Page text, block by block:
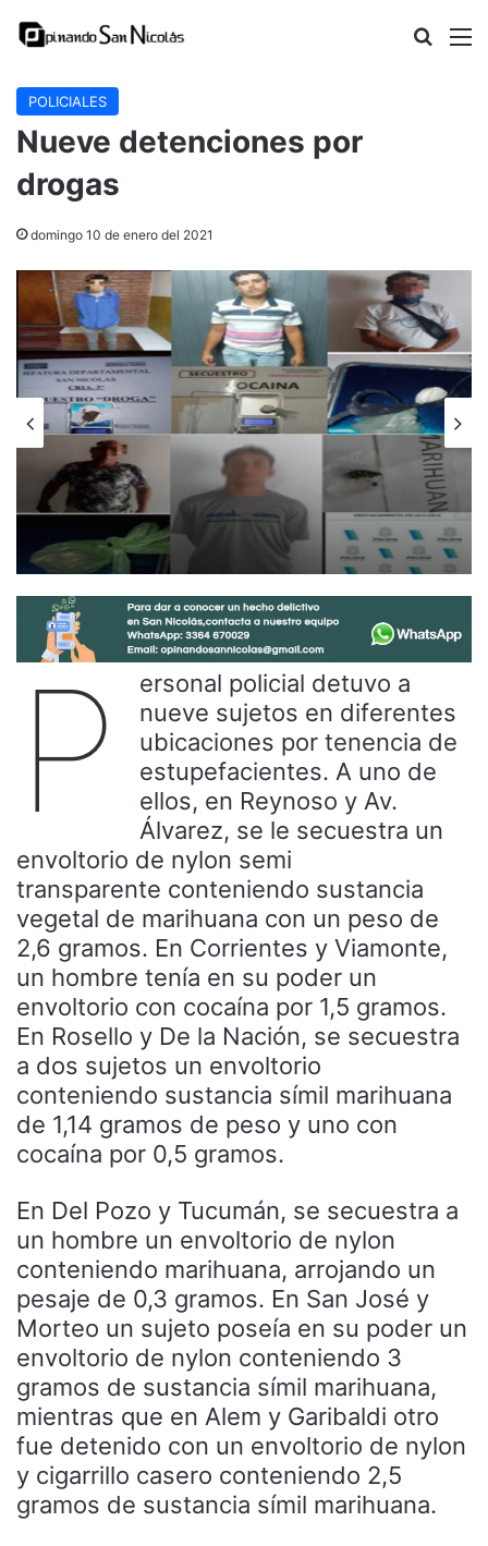
Buscar
POLICIALES
Nueve detenciones por
drogas
domingo 10 de enero del 2021
P
ersonal policial detuvo a
nueve sujetos en diferentes
ubicaciones por tenencia de
estupefacientes. A uno de
ellos, en Reynoso y Av.
Álvarez, se le secuestra un
envoltorio de nylon semi
transparente conteniendo sustancia
vegetal de marihuana con un peso de
2,6 gramos. En Corrientes y Viamonte,
un hombre tenía en su poder un
envoltorio con cocaína por 1,5 gramos.
En Rosello y De la Nación, se secuestra
a dos sujetos un envoltorio
conteniendo sustancia símil marihuana
de 1,14 gramos de peso y uno con
cocaína por 0,5 gramos.
En Del Pozo y Tucumán, se secuestra a
un hombre un envoltorio de nylon
conteniendo marihuana, arrojando un
pesaje de 0,3 gramos. En San José y
Morteo un sujeto poseía en su poder un
envoltorio de nylon conteniendo 3
gramos de sustancia símil marihuana,
mientras que en Alem y Garibaldi otro
fue detenido con un envoltorio de nylon
y cigarrillo casero conteniendo 2,5
gramos de sustancia símil marihuana.